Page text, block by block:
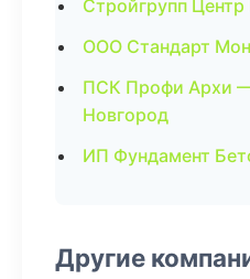
Стройгрупп
ООО Стандарт
ПСК Профи Архи
Новгород
ИП Фундамент
Другие